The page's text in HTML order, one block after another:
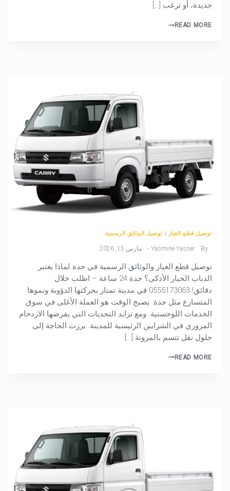
جديدة، أو ترغب […]
READ MORE
توصيل قطع الغيار | توصيل الوثائق الرسمية
By
Yasmine Yasser مارس 15, 2026
توصيل قطع الغيار والوثائق الرسمية في جدة لماذا يعتبر
الدباب الخيار الأذكى؟ جدة 24 ساعة – اطلب خلال
دقائق! 0555173063 في مدينة تمتاز بحركتها الدؤوبة ونموها
المتسارع مثل جدة. يصبح الوقت هو العملة الأغلى في سوق
الخدمات اللوجستية. ومع تزايد التحديات التي يفرضها الازدحام
المروري في الشرايين الرئيسية للمدينة. برزت الحاجة إلى
حلول نقل تتسم بالمرونة […]
READ MORE